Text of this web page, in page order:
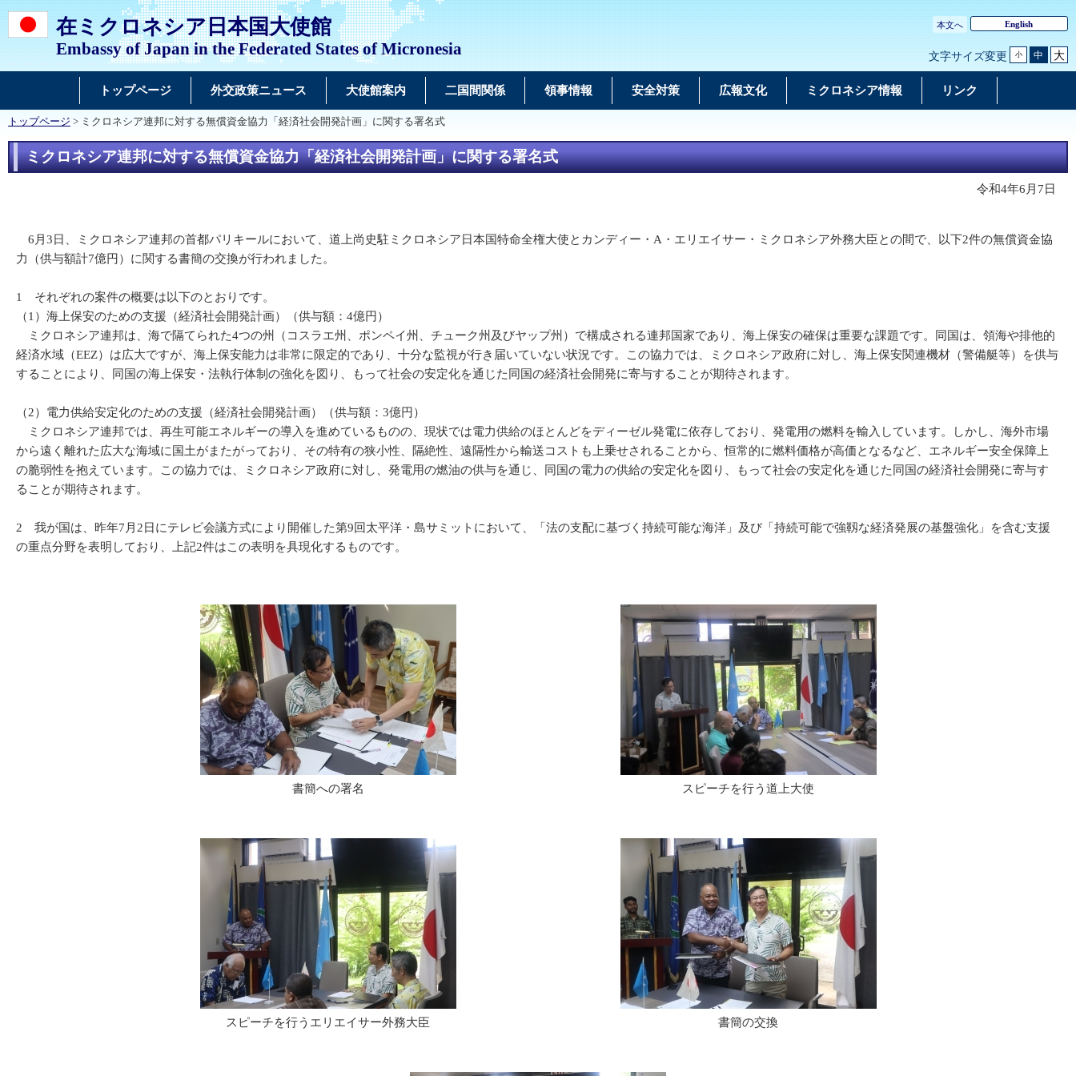
在ミクロネシア日本国大使館
Embassy of Japan in the Federated States of Micronesia
本文へ English
文字サイズ変更 小 中 大
トップページ 外交政策ニュース 大使館案内 二国間関係 領事情報 安全対策 広報文化 ミクロネシア情報 リンク
トップページ > ミクロネシア連邦に対する無償資金協力「経済社会開発計画」に関する署名式
ミクロネシア連邦に対する無償資金協力「経済社会開発計画」に関する署名式
令和4年6月7日
6月3日、ミクロネシア連邦の首都パリキールにおいて、道上尚史駐ミクロネシア日本国特命全権大使とカンディー・A・エリエイサー・ミクロネシア外務大臣との間で、以下2件の無償資金協
力（供与額計7億円）に関する書簡の交換が行われました。
1 それぞれの案件の概要は以下のとおりです。
（1）海上保安のための支援（経済社会開発計画）（供与額：4億円）
ミクロネシア連邦は、海で隔てられた4つの州（コスラエ州、ポンペイ州、チューク州及びヤップ州）で構成される連邦国家であり、海上保安の確保は重要な課題です。同国は、領海や排他的
経済水域（EEZ）は広大ですが、海上保安能力は非常に限定的であり、十分な監視が行き届いていない状況です。この協力では、ミクロネシア政府に対し、海上保安関連機材（警備艇等）を供与
することにより、同国の海上保安・法執行体制の強化を図り、もって社会の安定化を通じた同国の経済社会開発に寄与することが期待されます。
（2）電力供給安定化のための支援（経済社会開発計画）（供与額：3億円）
ミクロネシア連邦では、再生可能エネルギーの導入を進めているものの、現状では電力供給のほとんどをディーゼル発電に依存しており、発電用の燃料を輸入しています。しかし、海外市場
から遠く離れた広大な海域に国土がまたがっており、その特有の狭小性、隔絶性、遠隔性から輸送コストも上乗せされることから、恒常的に燃料価格が高価となるなど、エネルギー安全保障上
の脆弱性を抱えています。この協力では、ミクロネシア政府に対し、発電用の燃油の供与を通じ、同国の電力の供給の安定化を図り、もって社会の安定化を通じた同国の経済社会開発に寄与す
ることが期待されます。
2 我が国は、昨年7月2日にテレビ会議方式により開催した第9回太平洋・島サミットにおいて、「法の支配に基づく持続可能な海洋」及び「持続可能で強靱な経済発展の基盤強化」を含む支援
の重点分野を表明しており、上記2件はこの表明を具現化するものです。
書簡への署名 スピーチを行う道上大使
スピーチを行うエリエイサー外務大臣 書簡の交換